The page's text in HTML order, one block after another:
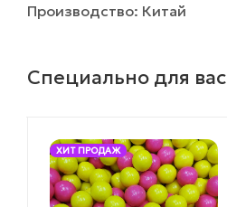
Производство: Китай
Специально для вас
ХИТ ПРОДАЖ